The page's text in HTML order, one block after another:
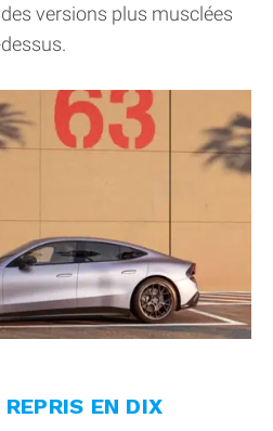
versions plus musclées
EN DIX